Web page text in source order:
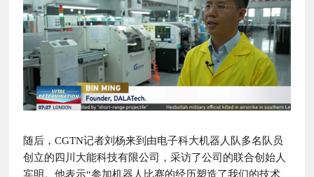
随后，CGTN记者刘杨来到由电子科大机器人队多名队员
创立的四川大能科技有限公司，采访了公司的联合创始人
宾明。他表示“参加机器人比赛的经历塑造了我们的技术